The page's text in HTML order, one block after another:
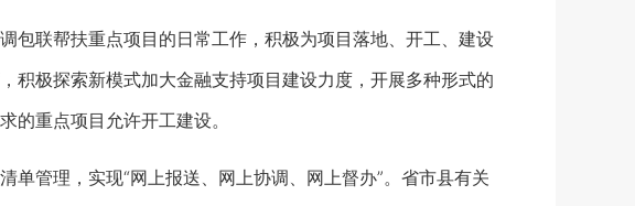
联帮扶重点项目的日常工作，积极为项目落地、开工、建设
积极探索新模式加大金融支持项目建设力度，开展多种形式的
的重点项目允许开工建设。
管理，实现“网上报送、网上协调、网上督办”。省市县有关